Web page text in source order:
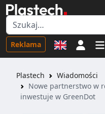
Reklama
Plastech
Wiadomości
Nowe partnerstwo w
inwestuje w GreenDot